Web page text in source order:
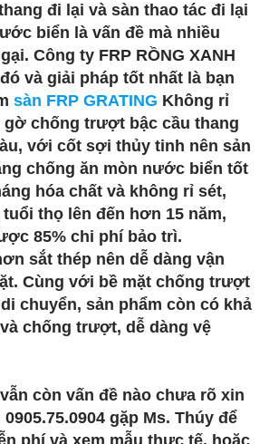
đi lại và sàn thao tác đi lại
biển là vấn đề mà nhiều
Công ty FRP RỒNG XANH
và giải pháp tốt nhất là bạn
sàn FRP GRATING Không rỉ
gờ chống trượt bậc cầu thang
với cốt sợi thủy tinh nên sản
chống ăn mòn nước biển tốt
hóa chất và không rỉ sét,
thọ lên đến hơn 15 năm,
85% chi phí bảo trì.
sắt thép nên dễ dàng vận
Cùng với bề mặt chống trượt
chuyển, sản phẩm còn có khả
chống trượt, dễ dàng vệ
còn vấn đề nào chưa rõ xin
gặp Ms. Thúy để